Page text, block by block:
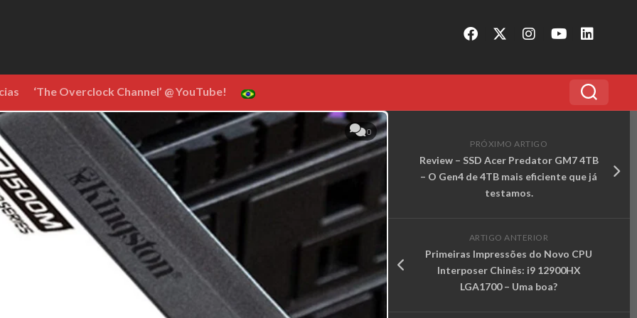
‘The Overclock Channel’ @ YouTube!
0
PRÓXIMO ARTIGO
Review – SSD Acer Predator GM7 4TB
– O Gen4 de 4TB mais eficiente que já
testamos.
ARTIGO ANTERIOR
Primeiras Impressões do Novo CPU
Interposer Chinês: i9 12900HX
LGA1700 – Uma boa?